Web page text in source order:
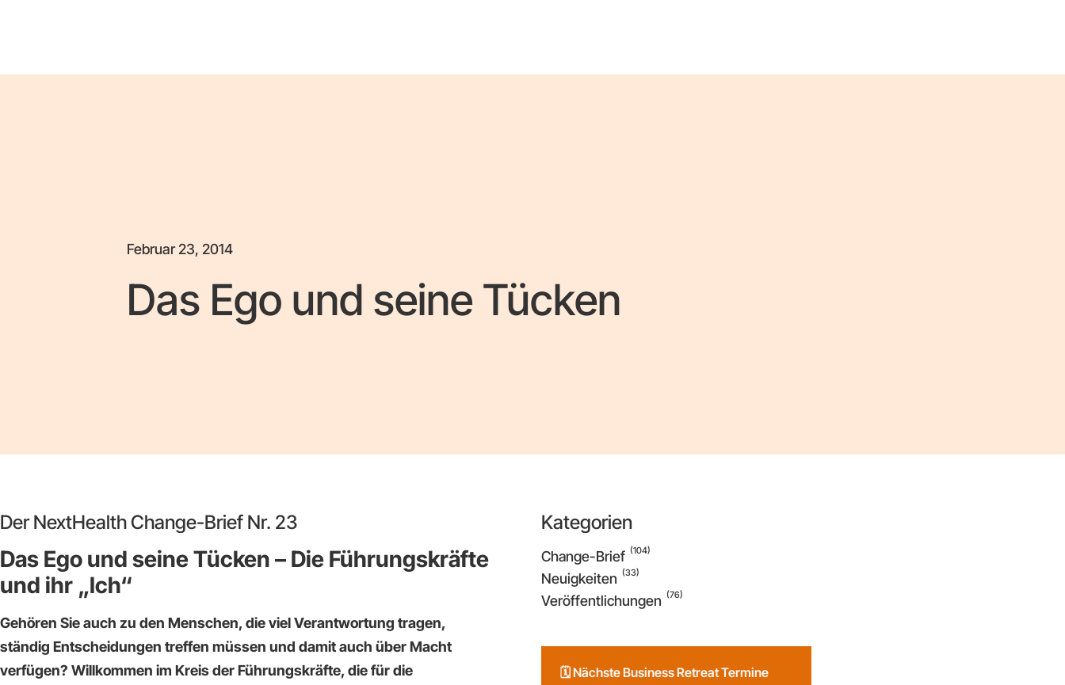
Februar 23, 2014
Das Ego und seine Tücken
Der NextHealth Change-Brief Nr. 23
Das Ego und seine Tücken – Die Führungskräfte
und ihr „Ich“
Gehören Sie auch zu den Menschen, die viel Verantwortung tragen,
ständig Entscheidungen treffen müssen und damit auch über Macht
verfügen? Willkommen im Kreis der Führungskräfte, die für die
Kategorien
Change-Brief (104)
Neuigkeiten (33)
Veröffentlichungen (76)
🗓️ Nächste Business Retreat Termine